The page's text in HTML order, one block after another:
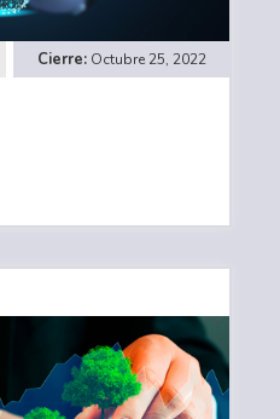
Octubre 25, 2022